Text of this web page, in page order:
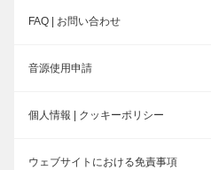
FAQ | お問い合わせ
音源使用申請
個人情報 | クッキーポリシー
ウェブサイトにおける免責事項